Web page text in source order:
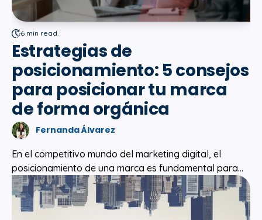
6 min read.
Estrategias de
posicionamiento: 5 consejos
para posicionar tu marca
de forma orgánica
Fernanda Álvarez
En el competitivo mundo del marketing digital, el
posicionamiento de una marca es fundamental para...